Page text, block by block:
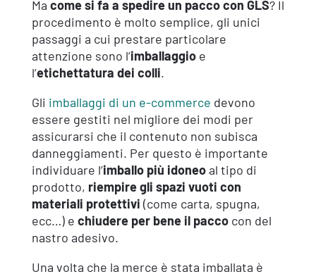
Ma come si fa a spedire un pacco con GLS? Il
procedimento è molto semplice, gli unici
passaggi a cui prestare particolare
attenzione sono l’imballaggioe
l’etichettatura dei colli.
Gli imballaggi di un e-commerce devono
essere gestiti nel migliore dei modi per
assicurarsi che il contenuto non subisca
danneggiamenti. Per questo è importante
individuare l’imballo più idoneoal tipo di
prodotto, riempire gli spazi vuoti con
materiali protettivi (come carta, spugna,
ecc…) e chiudere per bene il paccocon del
nastro adesivo.
Una volta che la merce è stata imballata è